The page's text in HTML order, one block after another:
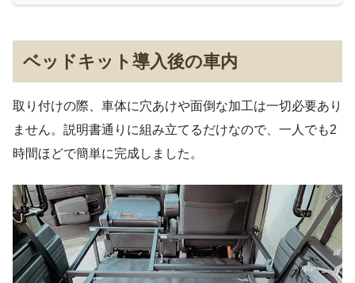
ベッドキット導入後の車内
取り付けの際、車体に穴あけや面倒な加工は一切必要あり
ません。説明書通りに組み立てるだけなので、一人でも2
時間ほどで簡単に完成しました。